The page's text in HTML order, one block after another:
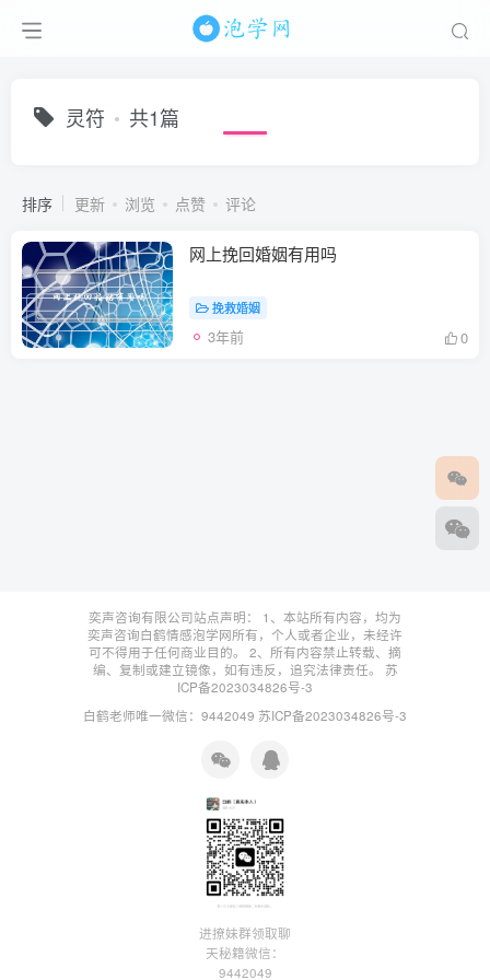
灵符 共1篇
排序 更新 浏览 点赞 评论
网上挽回婚姻有用吗
挽救婚姻
3年前 0
奕声咨询有限公司站点声明： 1、本站所有内容，均为
奕声咨询白鹤情感泡学网所有，个人或者企业，未经许
可不得用于任何商业目的。 2、所有内容禁止转载、摘
编、复制或建立镜像，如有违反，追究法律责任。 苏
ICP备2023034826号-3
白鹤老师唯一微信：9442049 苏ICP备2023034826号-3
进撩妹群领取聊
天秘籍微信：
9442049